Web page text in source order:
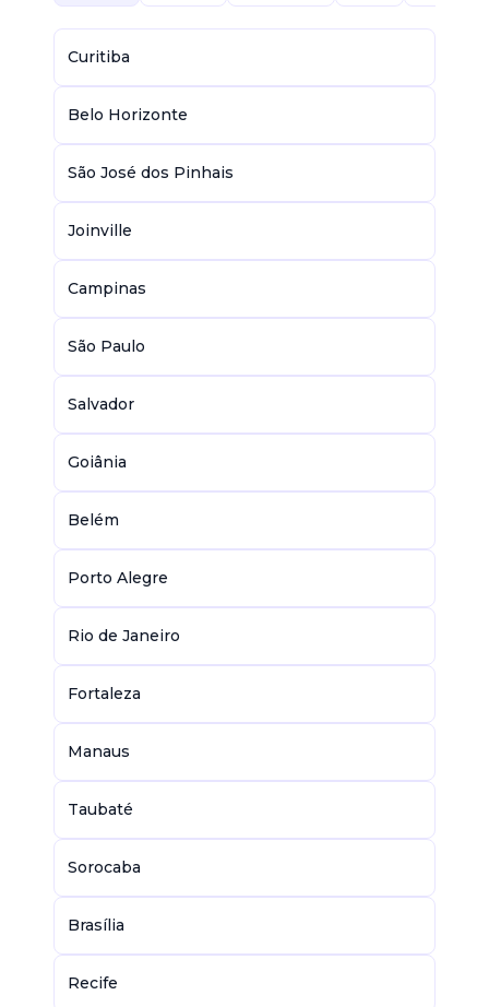
Curitiba
Belo Horizonte
São José dos Pinhais
Joinville
Campinas
São Paulo
Salvador
Goiânia
Belém
Porto Alegre
Rio de Janeiro
Fortaleza
Manaus
Taubaté
Sorocaba
Brasília
Recife